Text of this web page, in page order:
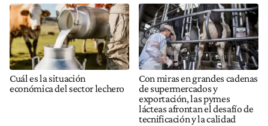
Cuál es la situación
económica del sector lechero
Con miras en grandes cadenas
de supermercados y
exportación, las pymes
lácteas afrontan el desafío de
tecnificación y la calidad